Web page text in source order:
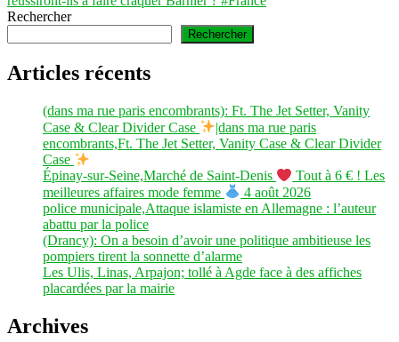
Rechercher
Rechercher
Articles récents
(dans ma rue paris encombrants): Ft. The Jet Setter, Vanity
Case & Clear Divider Case
|dans ma rue paris
encombrants,Ft. The Jet Setter, Vanity Case & Clear Divider
Case
Épinay-sur-Seine,Marché de Saint-Denis
Tout à 6 € ! Les
meilleures affaires mode femme
4 août 2026
police municipale,Attaque islamiste en Allemagne : l’auteur
abattu par la police
(Drancy): On a besoin d’avoir une politique ambitieuse les
pompiers tirent la sonnette d’alarme
Les Ulis, Linas, Arpajon; tollé à Agde face à des affiches
placardées par la mairie
Archives